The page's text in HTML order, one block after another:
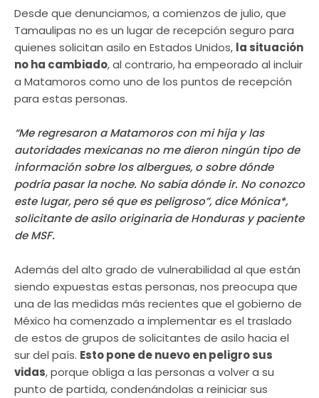
Desde que denunciamos, a comienzos de julio, que
Tamaulipas no es un lugar de recepción seguro para
quienes solicitan asilo en Estados Unidos, la situación
no ha cambiado, al contrario, ha empeorado al incluir
a Matamoros como uno de los puntos de recepción
para estas personas.
“Me regresaron a Matamoros con mi hija y las
autoridades mexicanas no me dieron ningún tipo de
información sobre los albergues, o sobre dónde
podría pasar la noche. No sabía dónde ir. No conozco
este lugar, pero sé que es peligroso”, dice Mónica*,
solicitante de asilo originaria de Honduras y paciente
de MSF.
Además del alto grado de vulnerabilidad al que están
siendo expuestas estas personas, nos preocupa que
una de las medidas más recientes que el gobierno de
México ha comenzado a implementar es el traslado
de estos de grupos de solicitantes de asilo hacia el
sur del país. Esto pone de nuevo en peligro sus
vidas, porque obliga a las personas a volver a su
punto de partida, condenándolas a reiniciar sus